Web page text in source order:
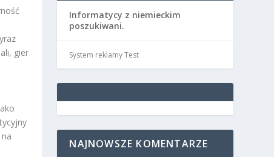
gier
Informatycy z niemieckim
poszukiwani.
System reklamy Test
NAJNOWSZE KOMENTARZE